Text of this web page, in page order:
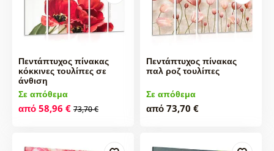
Πεντάπτυχος πίνακας
κόκκινες τουλίπες σε
άνθιση
Σε απόθεμα
από 58,96 € 73,70 €
Πεντάπτυχος πίνακας
παλ ροζ τουλίπες
Σε απόθεμα
από 73,70 €